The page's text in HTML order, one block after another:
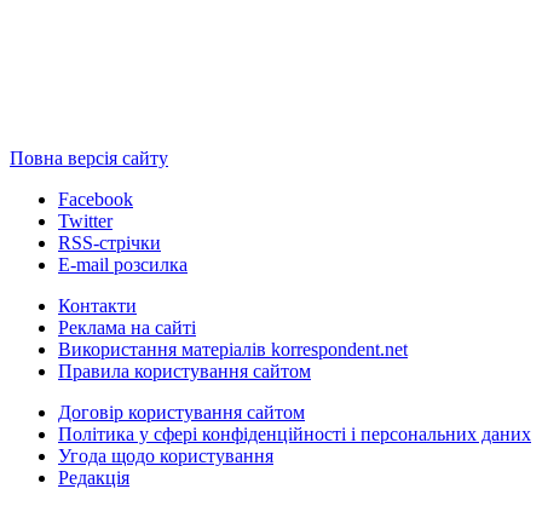
Повна версія сайту
Facebook
Twitter
RSS-стрічки
E-mail розсилка
Контакти
Реклама на сайті
Використання матеріалів korrespondent.net
Правила користування сайтом
Договір користування сайтом
Політика у сфері конфіденційності і персональних даних
Угода щодо користування
Редакція